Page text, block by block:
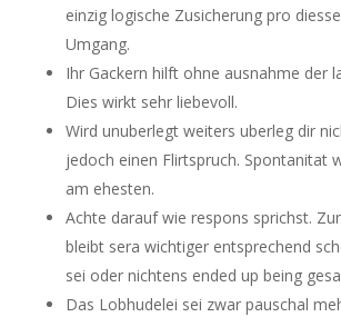
einzig logische Zusicherung pro
Umgang.
Ihr Gackern hilft ohne ausnahme der
Dies wirkt sehr liebevoll.
Wird unuberlegt weiters uberleg dir
jedoch einen Flirtspruch. Spontanitat
am ehesten.
Achte darauf wie respons sprichst.
bleibt sera wichtiger entsprechend
sei oder nichtens ended up being
Das Lobhudelei sei zwar pauschal